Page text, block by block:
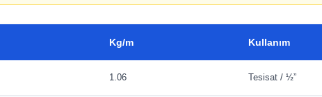
Kg/m Kullanım
1.06 Tesisat / ½”